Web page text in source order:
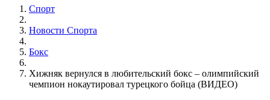
Спорт
Новости Cпорта
Бокс
Хижняк вернулся в любительский бокс – олимпийский
чемпион нокаутировал турецкого бойца (ВИДЕО)